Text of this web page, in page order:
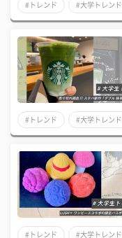
#トレンド #大学トレンド
#トレンド #大学トレンド
#トレンド #大学トレンド